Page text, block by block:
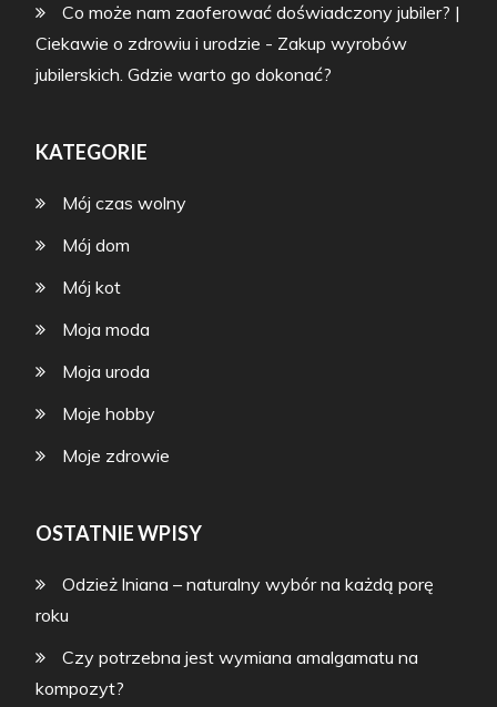
Co może nam zaoferować doświadczony jubiler? |
Ciekawie o zdrowiu i urodzie - Zakup wyrobów
jubilerskich. Gdzie warto go dokonać?
KATEGORIE
Mój czas wolny
Mój dom
Mój kot
Moja moda
Moja uroda
Moje hobby
Moje zdrowie
OSTATNIE WPISY
Odzież lniana – naturalny wybór na każdą porę
roku
Czy potrzebna jest wymiana amalgamatu na
kompozyt?